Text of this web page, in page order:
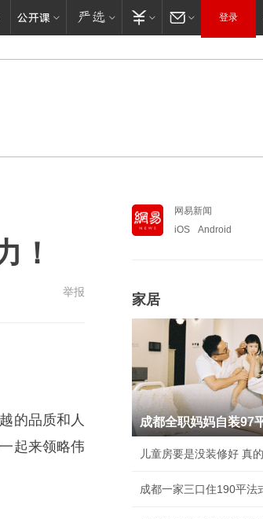
登录
！
举报
的品质和人
起来领略伟
网易新闻
iOS
Android
家居